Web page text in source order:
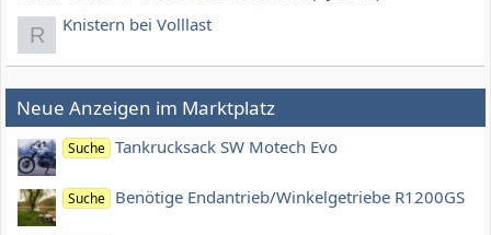
R Knistern bei Volllast
Neue Anzeigen im Marktplatz
Suche Tankrucksack SW Motech Evo
Suche Benötige Endantrieb/Winkelgetriebe R1200GS